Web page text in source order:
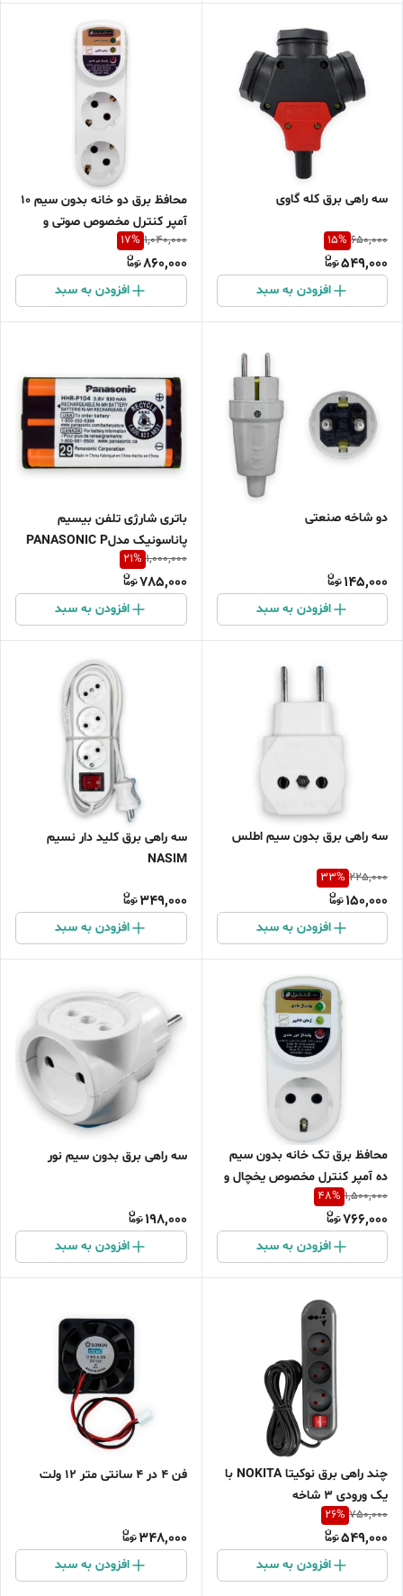
سه راهی برق کله گاوی
650,000
15%
549,000
افزودن به سبد
محافظ برق دو خانه بدون سیم 10
آمپر کنترل مخصوص صوتی و
تصویری و کامپیوتر و پکیج
1,040,000
17%
860,000
افزودن به سبد
دو شاخه صنعتی
145,000
افزودن به سبد
باتری شارژی تلفن بیسیم
پاناسونیک مدلPANASONIC P
104
1,000,000
21%
785,000
افزودن به سبد
سه راهی برق بدون سیم اطلس
225,000
33%
150,000
افزودن به سبد
سه راهی برق کلید دار نسیم
NASIM
349,000
افزودن به سبد
محافظ برق تک خانه بدون سیم
ده آمپر کنترل مخصوص یخچال و
ساید
1,500,000
48%
766,000
افزودن به سبد
سه راهی برق بدون سیم نور
198,000
افزودن به سبد
چند راهی برق نوکیتا NOKITA با
یک ورودی 3 شاخه
750,000
26%
549,000
افزودن به سبد
فن 4 در 4 سانتی متر 12 ولت
348,000
افزودن به سبد